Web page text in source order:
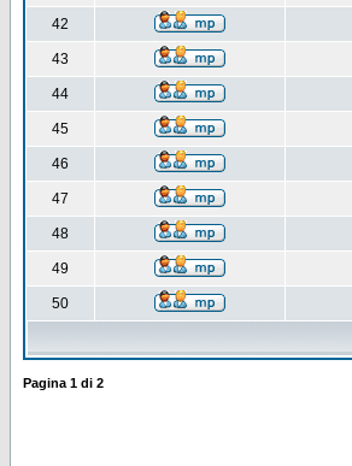
42
43
44
45
46
47
48
49
50
Pagina 1 di 2